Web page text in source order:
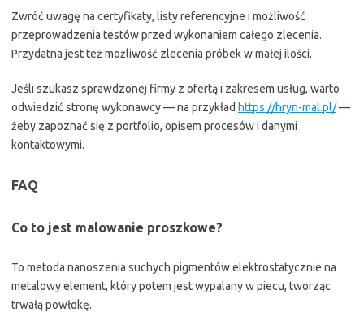
Zwróć uwagę na certyfikaty, listy referencyjne i możliwość
przeprowadzenia testów przed wykonaniem całego zlecenia.
Przydatna jest też możliwość zlecenia próbek w małej ilości.
Jeśli szukasz sprawdzonej firmy z ofertą i zakresem usług, warto
odwiedzić stronę wykonawcy — na przykład https://hryn-mal.pl/—
żeby zapoznać się z portfolio, opisem procesów i danymi
kontaktowymi.
FAQ
Co to jest malowanie proszkowe?
To metoda nanoszenia suchych pigmentów elektrostatycznie na
metalowy element, który potem jest wypalany w piecu, tworząc
trwałą powłokę.